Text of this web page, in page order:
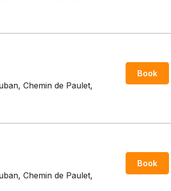
Chemin de Paulet,
Book
Chemin de Paulet,
Book